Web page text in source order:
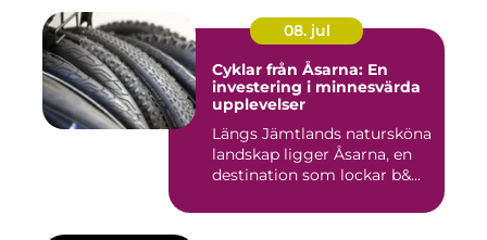
08. jul
Cyklar från Åsarna: En
investering i minnesvärda
upplevelser
Längs Jämtlands natursköna
landskap ligger Åsarna, en
destination som lockar b&...